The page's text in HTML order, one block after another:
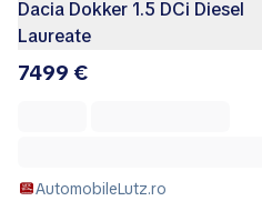
Dacia Dokker 1.5 DCi Diesel
Laureate
7499 €
AutomobileLutz.ro